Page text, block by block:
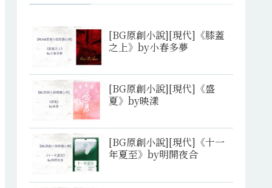
[BG原創小說][現代]《膝蓋
之上》by小春多夢
[BG原創小說][現代]《盛
夏》by映漾
[BG原創小說][現代]《十一
年夏至》by明開夜合